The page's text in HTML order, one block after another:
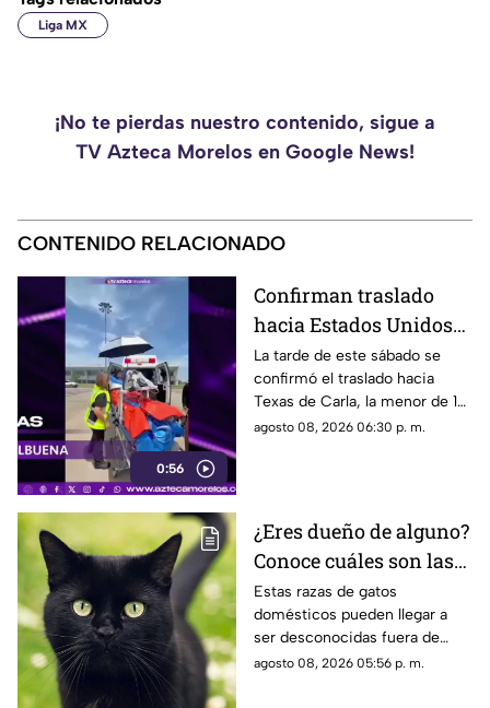
Liga MX
¡No te pierdas nuestro contenido, sigue a
TV Azteca Morelos en Google News!
CONTENIDO RELACIONADO
0:56
Confirman traslado
hacia Estados Unidos
de menor que sufrió
quemadura en la
explosión de gas LP en
Cuernavaca
La tarde de este sábado se
confirmó el traslado hacia
Texas de Carla, la menor de 15
años que resultó gravemente
agosto 08, 2026 06:30 p. m.
¿Eres dueño de alguno?
Conoce cuáles son las
cinco razas más raras
de gatos domésticos en
todo el mundo
Estas razas de gatos
domésticos pueden llegar a
ser desconocidas fuera de
círculos especializados, y
agosto 08, 2026 05:56 p. m.